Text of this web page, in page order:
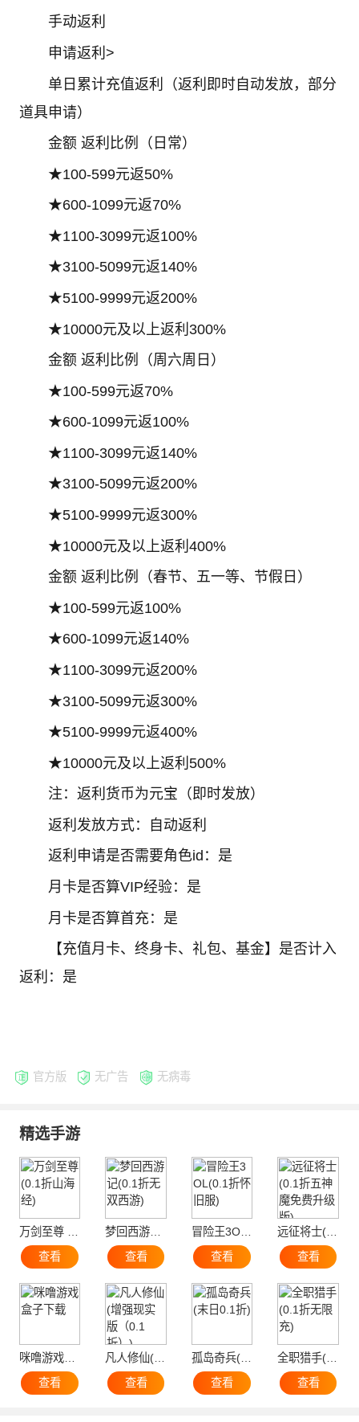
手动返利
申请返利>
单日累计充值返利（返利即时自动发放，部分
道具申请）
金额 返利比例（日常）
★100-599元返50%
★600-1099元返70%
★1100-3099元返100%
★3100-5099元返140%
★5100-9999元返200%
★10000元及以上返利300%
金额 返利比例（周六周日）
★100-599元返70%
★600-1099元返100%
★1100-3099元返140%
★3100-5099元返200%
★5100-9999元返300%
★10000元及以上返利400%
金额 返利比例（春节、五一等、节假日）
★100-599元返100%
★600-1099元返140%
★1100-3099元返200%
★3100-5099元返300%
★5100-9999元返400%
★10000元及以上返利500%
注：返利货币为元宝（即时发放）
返利发放方式：自动返利
返利申请是否需要角色id：是
月卡是否算VIP经验：是
月卡是否算首充：是
【充值月卡、终身卡、礼包、基金】是否计入
返利：是
官方版 无广告 无病毒
精选手游
查看
查看
冒险王3OL(0.1折怀旧服)
查看
查看
咪噜游戏盒子下载
查看
查看
孤岛奇兵(末日0.1折)
查看
查看